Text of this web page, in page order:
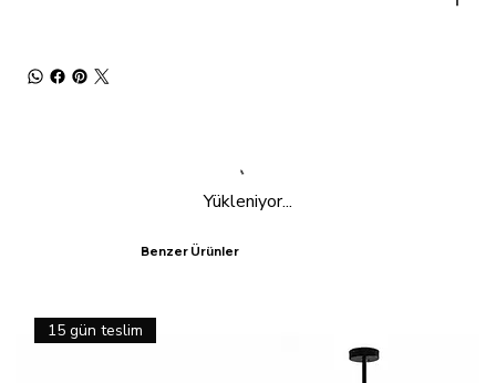
Yükleniyor...
Benzer Ürünler
15 gün teslim